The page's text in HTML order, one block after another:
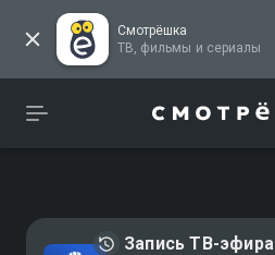
Смотрёшка
ТВ, фильмы и сериалы
Запись ТВ-эфира